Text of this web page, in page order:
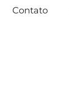
Contato